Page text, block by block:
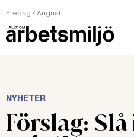
Fredag 7 Augusti
NYHETER
Förslag: